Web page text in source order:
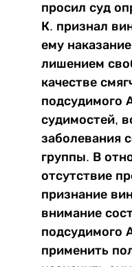
просил суд
К. признал
ему
лишением
качестве
подсудимого
судимостей,
заболевания
группы. В
отсутствие
признание
внимание
подсудимого
применить